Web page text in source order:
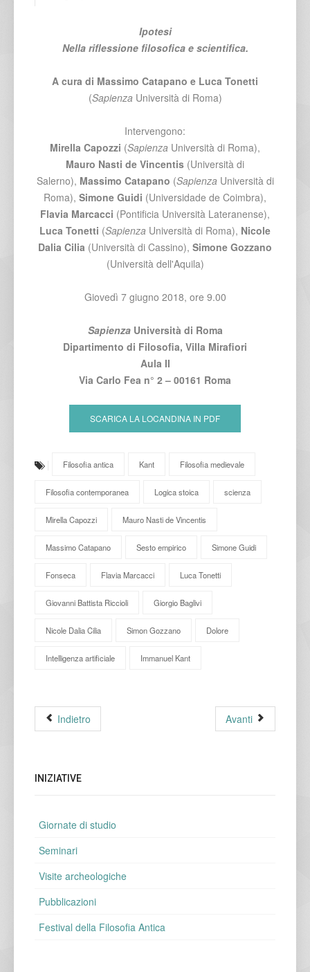
Ipotesi
Nella riflessione filosofica e scientifica.
A cura di Massimo Catapano e Luca Tonetti
(SapienzaUniversità di Roma)
Intervengono:
Mirella Capozzi (Sapienza Università di Roma),
Mauro Nasti de Vincentis (Università di
Salerno), Massimo Catapano (Sapienza Università di
Roma), Simone Guidi (Universidade de Coimbra),
Flavia Marcacci (Pontificia Università Lateranense),
Luca Tonetti (Sapienza Università di Roma), Nicole
Dalia Cilia (Università di Cassino), Simone Gozzano
(Università dell'Aquila)
Giovedì 7 giugno 2018, ore 9.00
SapienzaUniversità di Roma
Dipartimento di Filosofia, Villa Mirafiori
Aula II
Via Carlo Fea n° 2 – 00161 Roma
SCARICA LA LOCANDINA IN PDF
Filosofia antica Kant Filosofia medievale
Filosofia contemporanea Logica stoica scienza
Mirella Capozzi Mauro Nasti de Vincentis
Massimo Catapano Sesto empirico Simone Guidi
Fonseca Flavia Marcacci Luca Tonetti
Giovanni Battista Riccioli Giorgio Baglivi
Nicole Dalia Cilia Simon Gozzano Dolore
Intelligenza artificiale Immanuel Kant
Indietro Avanti
INIZIATIVE
Giornate di studio
Seminari
Visite archeologiche
Pubblicazioni
Festival della Filosofia Antica